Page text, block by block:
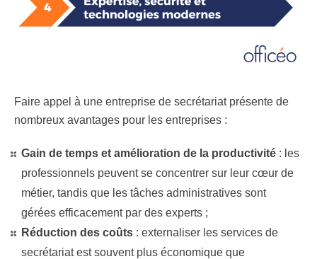
Faire appel à une entreprise de secrétariat présente de
nombreux avantages pour les entreprises :
Gain de temps et amélioration de la productivité : les
professionnels peuvent se concentrer sur leur cœur de
métier, tandis que les tâches administratives sont
gérées efficacement par des experts ;
Réduction des coûts : externaliser les services de
secrétariat est souvent plus économique que